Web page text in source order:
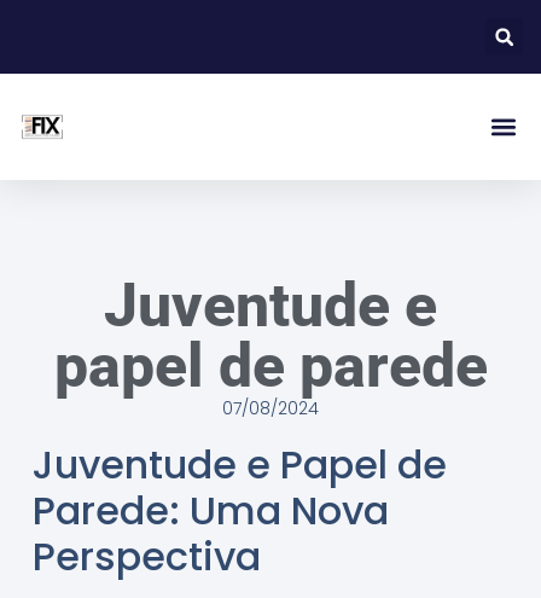
Juventude e
papel de parede
07/08/2024
Juventude e Papel de
Parede: Uma Nova
Perspectiva